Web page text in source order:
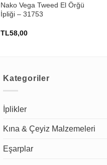
Nako Vega Tweed El Örğü
İpliği – 31753
TL58,00
Kategoriler
İplikler
Kına & Çeyiz Malzemeleri
Eşarplar